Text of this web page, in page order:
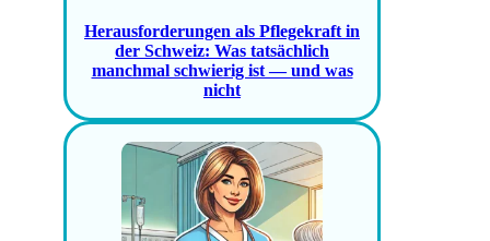
Herausforderungen als Pflegekraft in
der Schweiz: Was tatsächlich
manchmal schwierig ist — und was
nicht